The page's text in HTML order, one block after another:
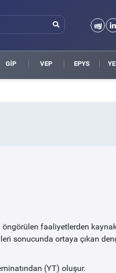
GİP VEP EPYS
öngörülen faaliyetlerden
sonucunda ortaya çıkan
(YT) oluşur.